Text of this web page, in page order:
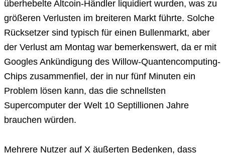
überhebelte Altcoin-Händler liquidiert wurden, was zu
größeren Verlusten im breiteren Markt führte. Solche
Rücksetzer sind typisch für einen Bullenmarkt, aber
der Verlust am Montag war bemerkenswert, da er mit
Googles Ankündigung des Willow-Quantencomputing-
Chips zusammenfiel, der in nur fünf Minuten ein
Problem lösen kann, das die schnellsten
Supercomputer der Welt 10 Septillionen Jahre
brauchen würden.
Mehrere Nutzer auf X äußerten Bedenken, dass